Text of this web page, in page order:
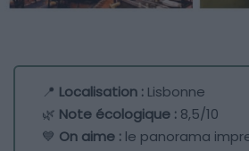
📍 Localisation : Lisbonne
🌿 Note écologique : 8,5/10
💙 On aime : le panorama